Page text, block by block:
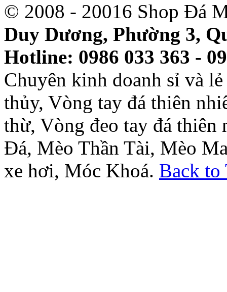
© 2008 - 20016 Shop Đá
Duy Dương, Phường 3,
Hotline: 0986 033 363 -
Chuyên kinh doanh sỉ và
thủy, Vòng tay đá thiên
thừ, Vòng đeo tay đá thiên
Đá, Mèo Thần Tài, Mèo
xe hơi, Móc Khoá. Back to